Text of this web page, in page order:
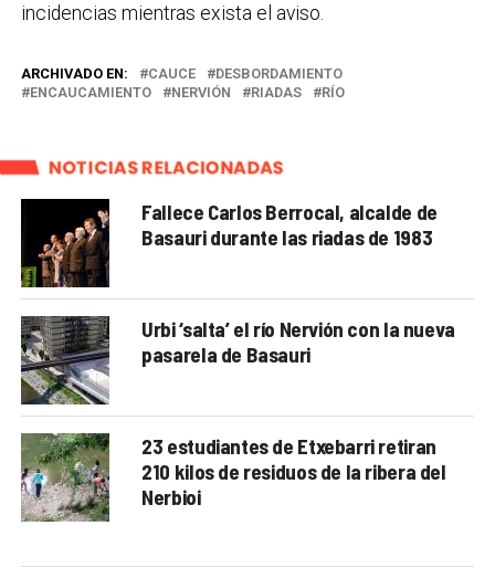
incidencias mientras exista el aviso.
ARCHIVADO EN: CAUCE
DESBORDAMIENTO
ENCAUCAMIENTO
NERVIÓN RIADAS RÍO
NOTICIAS RELACIONADAS
Fallece Carlos Berrocal, alcalde de
Basauri durante las riadas de 1983
Urbi ‘salta’ el río Nervión con la nueva
pasarela de Basauri
23 estudiantes de Etxebarri retiran
210 kilos de residuos de la ribera del
Nerbioi